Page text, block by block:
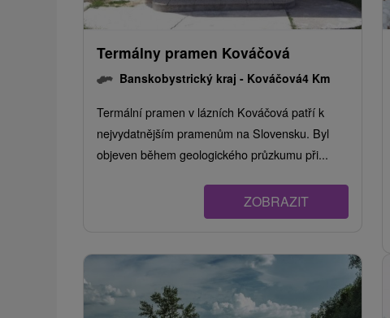
Termálny pramen Kováčová
Banskobystrický kraj - Kováčová4 Km
Termální pramen v lázních Kováčová patří k
nejvydatnějším pramenům na Slovensku. Byl
objeven během geologického průzkumu při...
ZOBRAZIT